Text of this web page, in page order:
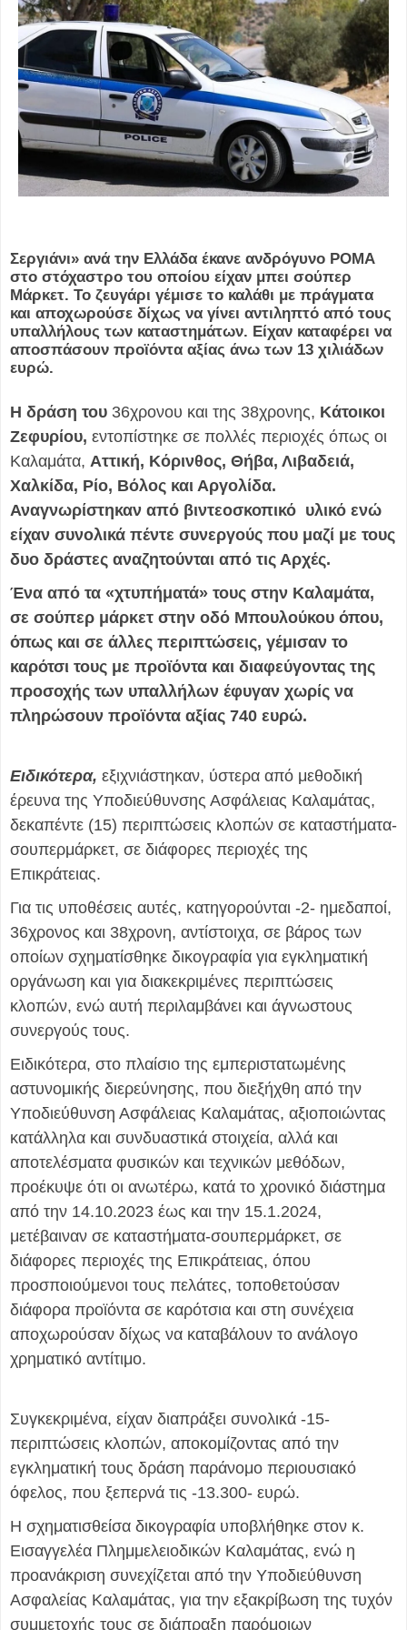
Σεργιάνι» ανά την Ελλάδα έκανε ανδρόγυνο ΡΟΜΑ
στο στόχαστρο του οποίου είχαν μπει σούπερ
Μάρκετ. Το ζευγάρι γέμισε το καλάθι με πράγματα
και αποχωρούσε δίχως να γίνει αντιληπτό από τους
υπαλλήλους των καταστημάτων. Είχαν καταφέρει να
αποσπάσουν προϊόντα αξίας άνω των 13 χιλιάδων
ευρώ.
Η δράση του 36χρονου και της 38χρονης, Κάτοικοι
Ζεφυρίου, εντοπίστηκε σε πολλές περιοχές όπως οι
Καλαμάτα, Αττική, Κόρινθος, Θήβα, Λιβαδειά,
Χαλκίδα, Ρίο, Βόλος και Αργολίδα.
Αναγνωρίστηκαν από βιντεοσκοπικό υλικό ενώ
είχαν συνολικά πέντε συνεργούς που μαζί με τους
δυο δράστες αναζητούνται από τις Αρχές.
Ένα από τα «χτυπήματά» τους στην Καλαμάτα,
σε σούπερ μάρκετ στην οδό Μπουλούκου όπου,
όπως και σε άλλες περιπτώσεις, γέμισαν το
καρότσι τους με προϊόντα και διαφεύγοντας της
προσοχής των υπαλλήλων έφυγαν χωρίς να
πληρώσουν προϊόντα αξίας 740 ευρώ.
Ειδικότερα, εξιχνιάστηκαν, ύστερα από μεθοδική
έρευνα της Υποδιεύθυνσης Ασφάλειας Καλαμάτας,
δεκαπέντε (15) περιπτώσεις κλοπών σε καταστήματα-
σουπερμάρκετ, σε διάφορες περιοχές της
Επικράτειας.
Για τις υποθέσεις αυτές, κατηγορούνται -2- ημεδαποί,
36χρονος και 38χρονη, αντίστοιχα, σε βάρος των
οποίων σχηματίσθηκε δικογραφία για εγκληματική
οργάνωση και για διακεκριμένες περιπτώσεις
κλοπών, ενώ αυτή περιλαμβάνει και άγνωστους
συνεργούς τους.
Ειδικότερα, στο πλαίσιο της εμπεριστατωμένης
αστυνομικής διερεύνησης, που διεξήχθη από την
Υποδιεύθυνση Ασφάλειας Καλαμάτας, αξιοποιώντας
κατάλληλα και συνδυαστικά στοιχεία, αλλά και
αποτελέσματα φυσικών και τεχνικών μεθόδων,
προέκυψε ότι οι ανωτέρω, κατά το χρονικό διάστημα
από την 14.10.2023 έως και την 15.1.2024,
μετέβαιναν σε καταστήματα-σουπερμάρκετ, σε
διάφορες περιοχές της Επικράτειας, όπου
προσποιούμενοι τους πελάτες, τοποθετούσαν
διάφορα προϊόντα σε καρότσια και στη συνέχεια
αποχωρούσαν δίχως να καταβάλουν το ανάλογο
χρηματικό αντίτιμο.
Συγκεκριμένα, είχαν διαπράξει συνολικά -15-
περιπτώσεις κλοπών, αποκομίζοντας από την
εγκληματική τους δράση παράνομο περιουσιακό
όφελος, που ξεπερνά τις -13.300- ευρώ.
Η σχηματισθείσα δικογραφία υποβλήθηκε στον κ.
Εισαγγελέα Πλημμελειοδικών Καλαμάτας, ενώ η
προανάκριση συνεχίζεται από την Υποδιεύθυνση
Ασφαλείας Καλαμάτας, για την εξακρίβωση της τυχόν
συμμετοχής τους σε διάπραξη παρόμοιων